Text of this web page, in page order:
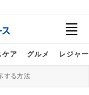
ケア グルメ レジャー
する方法